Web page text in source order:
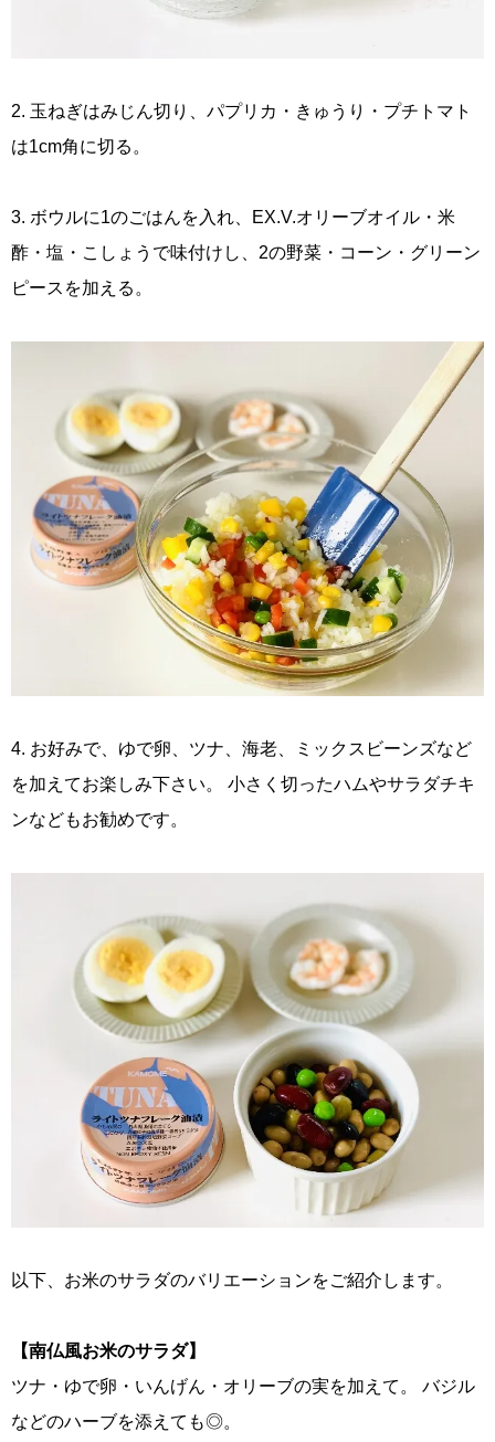
2. 玉ねぎはみじん切り、パプリカ・きゅうり・プチトマト
は1cm角に切る。
3. ボウルに1のごはんを入れ、EX.V.オリーブオイル・米
酢・塩・こしょうで味付けし、2の野菜・コーン・グリーン
ピースを加える。
4. お好みで、ゆで卵、ツナ、海老、ミックスビーンズなど
を加えてお楽しみ下さい。 小さく切ったハムやサラダチキ
ンなどもお勧めです。
以下、お米のサラダのバリエーションをご紹介します。
【南仏風お米のサラダ】
ツナ・ゆで卵・いんげん・オリーブの実を加えて。 バジル
などのハーブを添えても◎。